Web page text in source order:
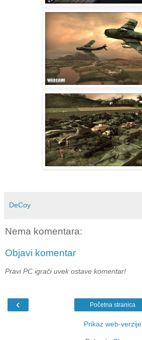
DeCoy
Nema komentara:
Objavi komentar
Pravi PC igrači uvek ostave komentar!
‹ Početna stranica
Prikaz web-verzije